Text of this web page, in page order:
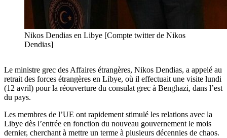
Nikos Dendias en Libye [Compte twitter de Nikos
Dendias]
Le ministre grec des Affaires étrangères, Nikos Dendias, a appelé au
retrait des forces étrangères en Libye, où il effectuait une visite lundi
(12 avril) pour la réouverture du consulat grec à Benghazi, dans l’est
du pays.
Les membres de l’UE ont rapidement stimulé les relations avec la
Libye dès l’entrée en fonction du nouveau gouvernement le mois
dernier, cherchant à mettre un terme à plusieurs décennies de chaos.